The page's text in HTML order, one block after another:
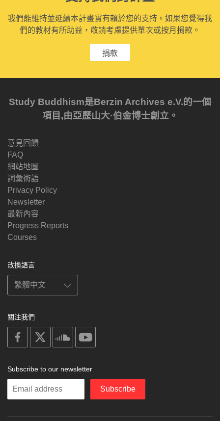
我們能維持並延續本計畫實有賴於您的支持。如果您覺得我
們的教材有所助益，敬請考慮提供單次或按月捐款。
捐款
Study Buddhism是Berzin Archives e.V.的一個
項目,由亞歷山大·伯金博士創立。
意見回饋
FAQ
網站地圖
詞彙術語
Privacy Policy
Newsletter
最新內容
Progress Reports
Courses
改換語言
關注我們
on
facebook
soundcloud
Subscribe to our newsletter
Enter
Subscribe